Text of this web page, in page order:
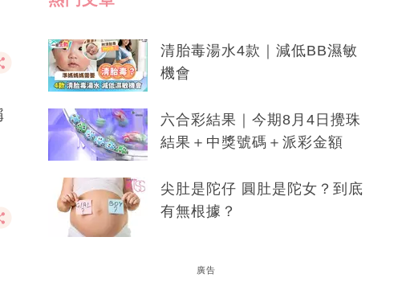
清胎毒湯水4款｜減低BB濕敏
機會
六合彩結果｜今期8月4日攪珠
結果＋中獎號碼＋派彩金額
尖肚是陀仔 圓肚是陀女？到底
有無根據？
廣告